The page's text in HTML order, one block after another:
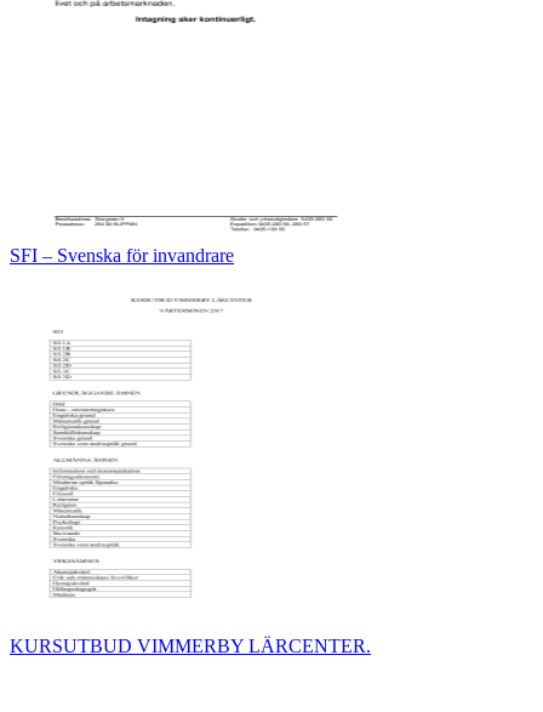
SFI – Svenska för invandrare
KURSUTBUD VIMMERBY LÄRCENTER.